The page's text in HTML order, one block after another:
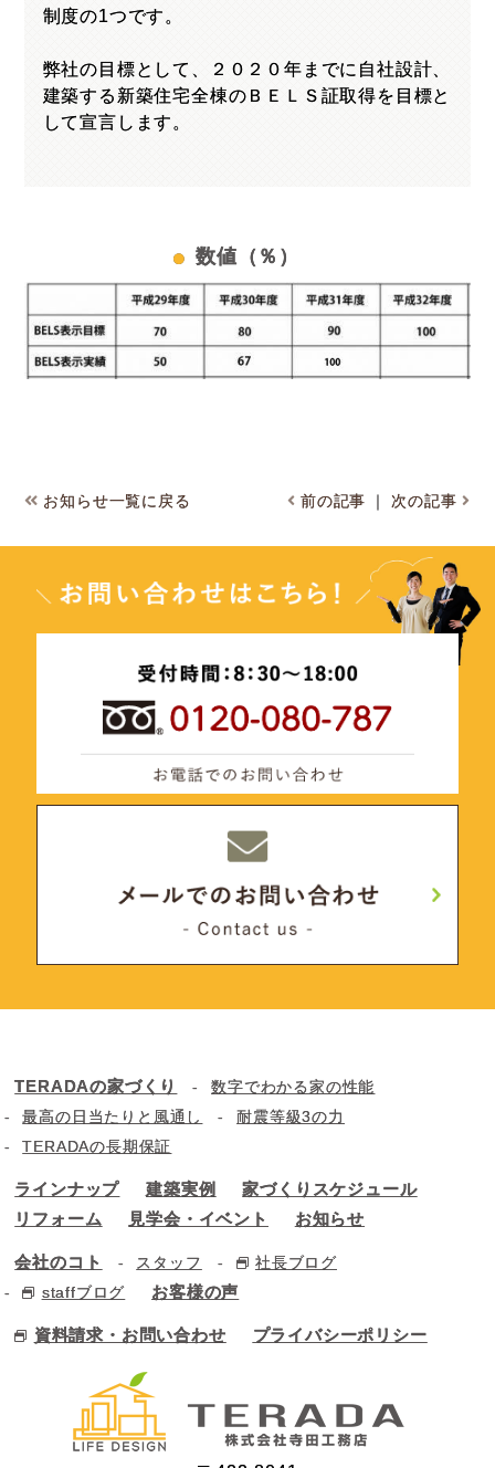
制度の1つです。
弊社の目標として、２０２０年までに自社設計、
建築する新築住宅全棟のＢＥＬＳ証取得を目標と
して宣言します。
数値（％）
お知らせ一覧に戻る 前の記事 ｜ 次の記事
TERADAの家づくり
数字でわかる家の性能
最高の日当たりと風通し
耐震等級3の力
TERADAの長期保証
ラインナップ 建築実例
家づくりスケジュール
リフォーム
見学会・イベント お知らせ
会社のコト スタッフ
社長ブログ
staffブログ
お客様の声
資料請求・お問い合わせ プライバシーポリシー